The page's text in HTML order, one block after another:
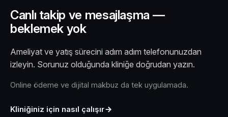
Canlı takip ve mesajlaşma —
beklemek yok
Ameliyat ve yatış sürecini adım adım telefonunuzdan
izleyin. Sorunuz olduğunda kliniğe doğrudan yazın.
Online ödeme ve dijital makbuz da tek uygulamada.
Kliniğiniz için nasıl çalışır